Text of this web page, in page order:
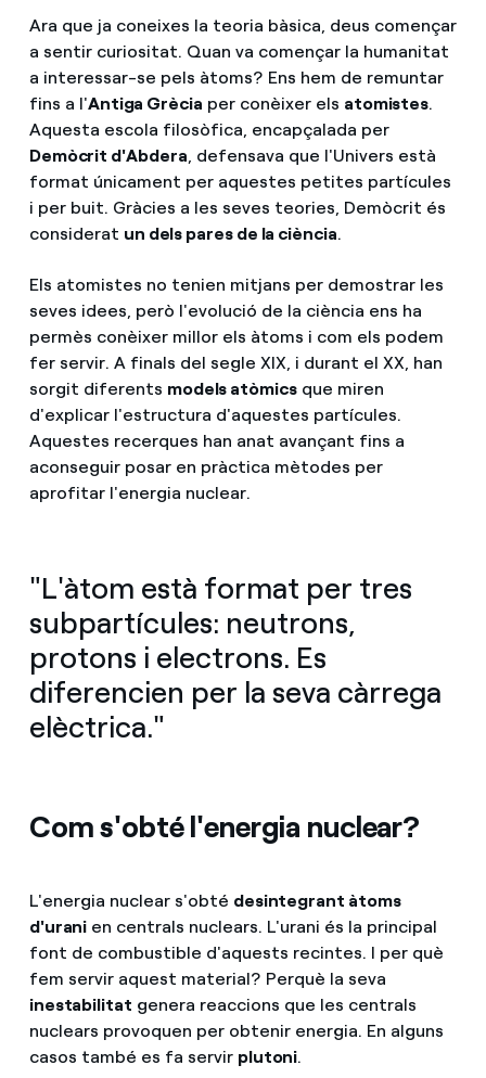
Ara que ja coneixes la teoria bàsica, deus començar
a sentir curiositat. Quan va començar la humanitat
a interessar-se pels àtoms? Ens hem de remuntar
fins a l'Antiga Grècia per conèixer els atomistes.
Aquesta escola filosòfica, encapçalada per
Demòcrit d'Abdera , defensava que l'Univers està
format únicament per aquestes petites partícules
i per buit. Gràcies a les seves teories, Demòcrit és
considerat un dels pares de la ciència.
Els atomistes no tenien mitjans per demostrar les
seves idees, però l'evolució de la ciència ens ha
permès conèixer millor els àtoms i com els podem
fer servir. A finals del segle XIX, i durant el XX, han
sorgit diferents models atòmicsque miren
d'explicar l'estructura d'aquestes partícules.
Aquestes recerques han anat avançant fins a
aconseguir posar en pràctica mètodes per
aprofitar l'energia nuclear.
"L'àtom està format per tres
subpartícules: neutrons,
protons i electrons. Es
diferencien per la seva càrrega
elèctrica."
Com s'obté l'energia nuclear?
L'energia nuclear s'obté desintegrant àtoms
d'urani en centrals nuclears. L'urani és la principal
font de combustible d'aquests recintes. I per què
fem servir aquest material? Perquè la seva
inestabilitat genera reaccions que les centrals
nuclears provoquen per obtenir energia. En alguns
casos també es fa servir plutoni.